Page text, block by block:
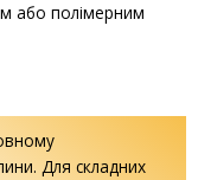
або полімерним
Для складних